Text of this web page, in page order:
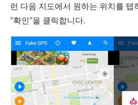
런 다음 지도에서 원하는 위치를 탭
"확인"을 클릭합니다.